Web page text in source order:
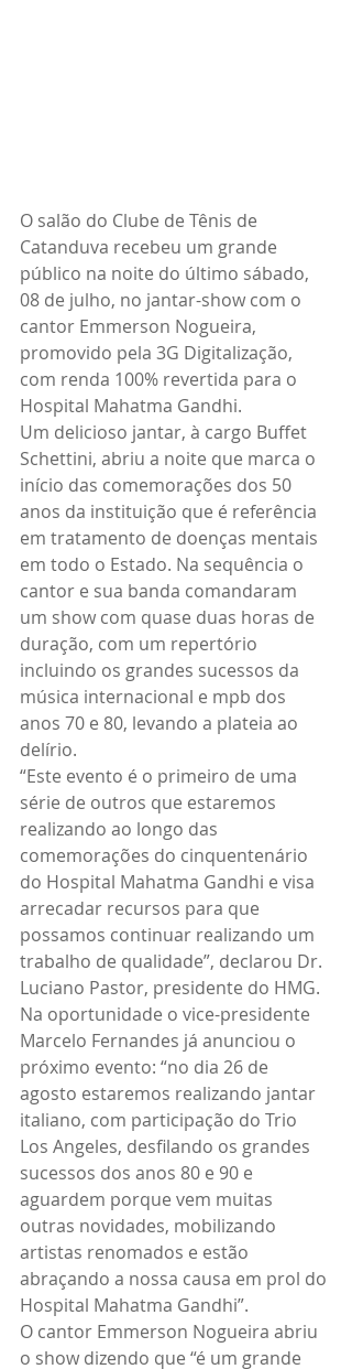
O salão do Clube de Tênis de
Catanduva recebeu um grande
público na noite do último sábado,
08 de julho, no jantar-show com o
cantor Emmerson Nogueira,
promovido pela 3G Digitalização,
com renda 100% revertida para o
Hospital Mahatma Gandhi.
Um delicioso jantar, à cargo Buffet
Schettini, abriu a noite que marca o
início das comemorações dos 50
anos da instituição que é referência
em tratamento de doenças mentais
em todo o Estado. Na sequência o
cantor e sua banda comandaram
um show com quase duas horas de
duração, com um repertório
incluindo os grandes sucessos da
música internacional e mpb dos
anos 70 e 80, levando a plateia ao
delírio.
“Este evento é o primeiro de uma
série de outros que estaremos
realizando ao longo das
comemorações do cinquentenário
do Hospital Mahatma Gandhi e visa
arrecadar recursos para que
possamos continuar realizando um
trabalho de qualidade”, declarou Dr.
Luciano Pastor, presidente do HMG.
Na oportunidade o vice-presidente
Marcelo Fernandes já anunciou o
próximo evento: “no dia 26 de
agosto estaremos realizando jantar
italiano, com participação do Trio
Los Angeles, desfilando os grandes
sucessos dos anos 80 e 90 e
aguardem porque vem muitas
outras novidades, mobilizando
artistas renomados e estão
abraçando a nossa causa em prol do
Hospital Mahatma Gandhi”.
O cantor Emmerson Nogueira abriu
o show dizendo que “é um grande